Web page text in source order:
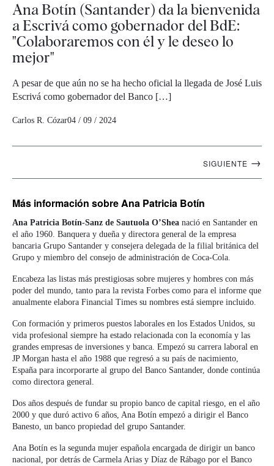
Ana Botín (Santander) da la bienvenida
a Escrivá como gobernador del BdE:
"Colaboraremos con él y le deseo lo
mejor"
A pesar de que aún no se ha hecho oficial la llegada de José Luis
Escrivá como gobernador del Banco […]
Carlos R. Cózar04 / 09 / 2024
SIGUIENTE →
Más información sobre Ana Patricia Botín
Ana Patricia Botín-Sanz de Sautuola O’Shea nació en Santander en
el año 1960. Banquera y dueña y directora general de la empresa
bancaria Grupo Santander y consejera delegada de la filial británica del
Grupo y miembro del consejo de administración de Coca-Cola.
Encabeza las listas más prestigiosas sobre mujeres y hombres con más
poder del mundo, tanto para la revista Forbes como para el informe que
anualmente elabora Financial Times su nombres está siempre incluido.
Con formación y primeros puestos laborales en los Estados Unidos, su
vida profesional siempre ha estado relacionada con la economía y las
grandes empresas de inversiones y banca. Empezó su carrera laboral en
JP Morgan hasta el año 1988 que regresó a su país de nacimiento,
España para incorporarte al grupo del Banco Santander, donde continúa
como directora general.
Dos años después de fundar su propio banco de capital riesgo, en el año
2000 y que duró activo 6 años, Ana Botín empezó a dirigir el Banco
Banesto, un banco propiedad del grupo Santander.
Ana Botín es la segunda mujer española encargada de dirigir un banco
nacional, por detrás de Carmela Arias y Díaz de Rábago por el Banco